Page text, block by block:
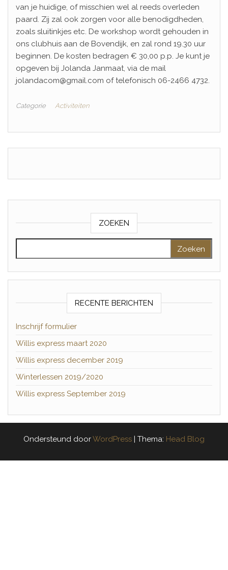
van je huidige, of misschien wel al reeds overleden
paard. Zij zal ook zorgen voor alle benodigdheden,
zoals sluitinkjes etc. De workshop wordt gehouden in
ons clubhuis aan de Bovendijk, en zal rond 19.30 uur
beginnen. De kosten bedragen € 30,00 p.p. Je kunt je
opgeven bij Jolanda Janmaat, via de mail
jolandacom@gmail.com of telefonisch 06-2466 4732.
Categorie Activiteiten
ZOEKEN
RECENTE BERICHTEN
Inschrijf formulier
Willis express maart 2020
Willis express december 2019
Winterlessen 2019/2020
Willis express September 2019
Ondersteund doorWordPress | Thema: Head Blog